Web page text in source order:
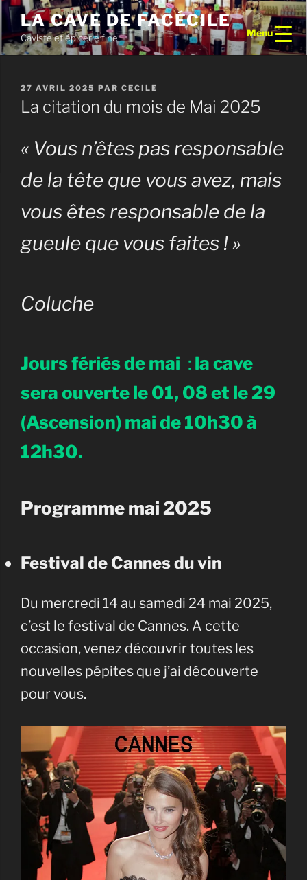
Menu
Aller
au
contenu
principal
LA CAVE DE FACÉCILE
Caviste et épicerie fine
PUBLIÉ
LE
27 AVRIL 2025 PAR CECILE
La citation du mois de Mai 2025
« Vous n’êtes pas responsable
de la tête que vous avez, mais
vous êtes responsable de la
gueule que vous faites ! »
Coluche
Jours fériés de mai : la cave
sera ouverte le 01, 08 et le 29
(Ascension) mai de 10h30 à
12h30.
Programme mai 2025
Festival de Cannes du vin
Du mercredi 14 au samedi 24 mai 2025,
c’est le festival de Cannes. A cette
occasion, venez découvrir toutes les
nouvelles pépites que j’ai découverte
pour vous.